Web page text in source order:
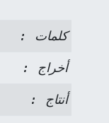
كلمات :
أخراج :
أنتاج :